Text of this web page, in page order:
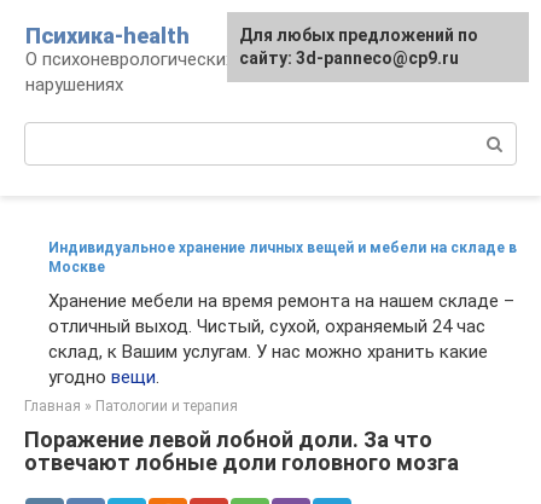
контенту
Психика-health
О психоневрологических патологиях и
нарушениях
Индивидуальное хранение личных вещей и мебели на складе в
Москве
Хранение мебели на время ремонта на нашем складе –
отличный выход. Чистый, сухой, охраняемый 24 час
склад, к Вашим услугам. У нас можно хранить какие
угодно вещи.
Главная » Патологии и терапия
Поражение левой лобной доли. За что
отвечают лобные доли головного мозга
Для любых предложений по
сайту: 3d-panneco@cp9.ru